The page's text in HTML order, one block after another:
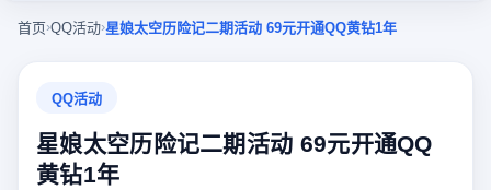
首页›QQ活动›星娘太空历险记二期活动 69元开通QQ黄钻1年
QQ活动
星娘太空历险记二期活动 69元开通QQ
黄钻1年